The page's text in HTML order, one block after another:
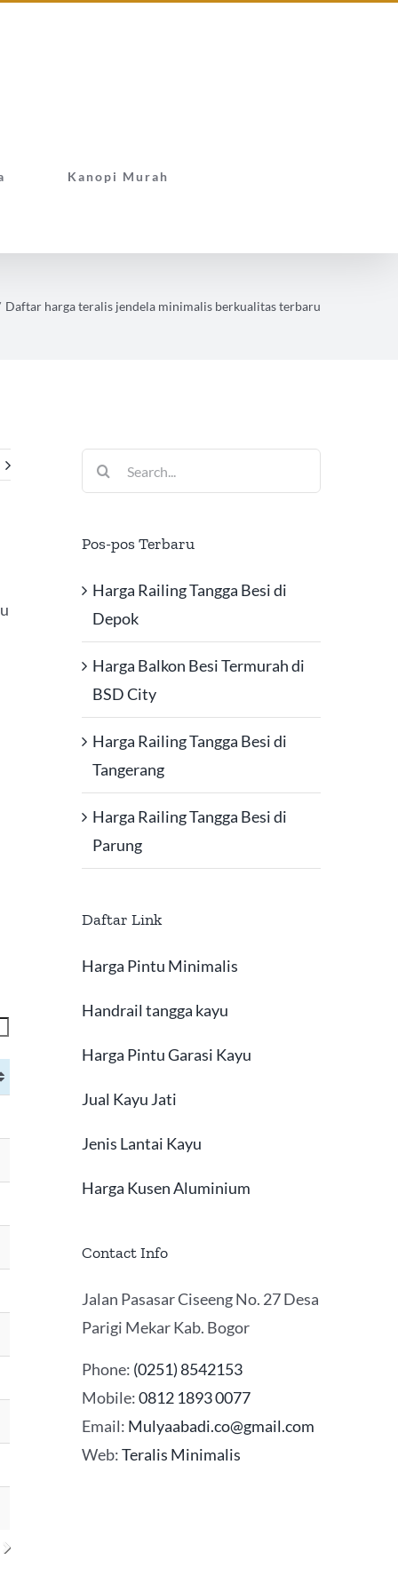
Kanopi Murah
Daftar harga teralis jendela minimalis berkualitas terbaru
Search
for:
Pos-pos Terbaru
Harga Railing Tangga Besi di
Depok
Harga Balkon Besi Termurah di
BSD City
Harga Railing Tangga Besi di
Tangerang
Harga Railing Tangga Besi di
Parung
Daftar Link
Harga Pintu Minimalis
Handrail tangga kayu
Harga Pintu Garasi Kayu
Jual Kayu Jati
Jenis Lantai Kayu
Harga Kusen Aluminium
Contact Info
Jalan Pasasar Ciseeng No. 27 Desa
Parigi Mekar Kab. Bogor
Phone: (0251) 8542153
Mobile:0812 1893 0077
Email: Mulyaabadi.co@gmail.com
Web:Teralis Minimalis